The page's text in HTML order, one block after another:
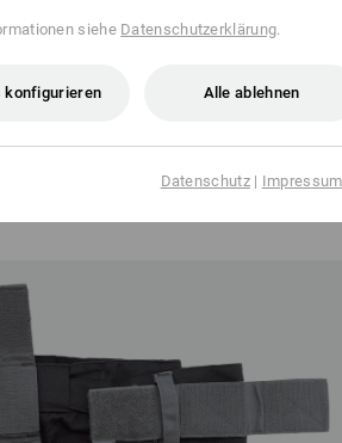
siehe Datenschutzerklärung.
konfigurieren Alle ablehnen
Datenschutz| Impressum